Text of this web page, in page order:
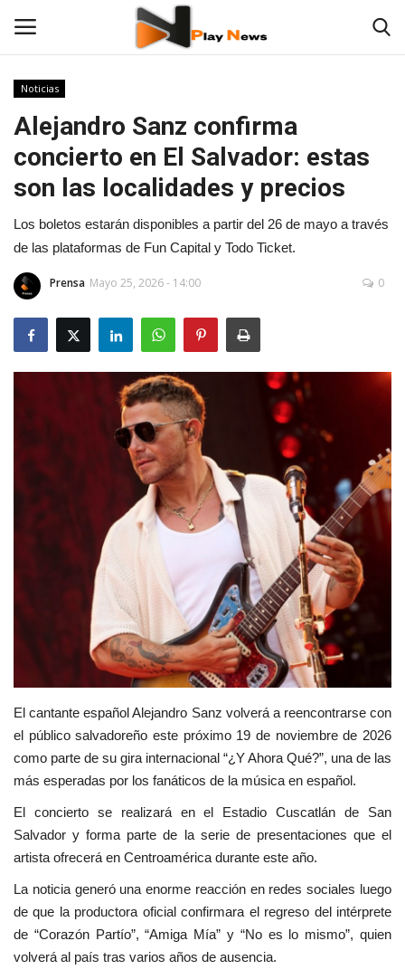
Contáctenos
TV en Vivo
En Vivo
Noticias
Fotos
Empresas
Videos virales
Podcast y Audios
Noticias
Alejandro Sanz confirma
concierto en El Salvador: estas
son las localidades y precios
Los boletos estarán disponibles a partir del 26 de mayo a través
de las plataformas de Fun Capital y Todo Ticket.
Prensa Mayo 25, 2026 - 14:00 0
El cantante españolAlejandro Sanz volverá a reencontrarse con
el público salvadoreño este próximo 19 de noviembre de 2026
como parte de su gira internacional “¿Y Ahora Qué?”, una de las
más esperadas por los fanáticos de la música en español.
El concierto se realizará en el Estadio Cuscatlán de San
Salvador y forma parte de la serie de presentaciones que el
artista ofrecerá en Centroamérica durante este año.
La noticia generó una enorme reacción en redes sociales luego
de que la productora oficial confirmara el regreso del intérprete
de “Corazón Partío”, “Amiga Mía” y “No es lo mismo”, quien
volverá al país tras varios años de ausencia.